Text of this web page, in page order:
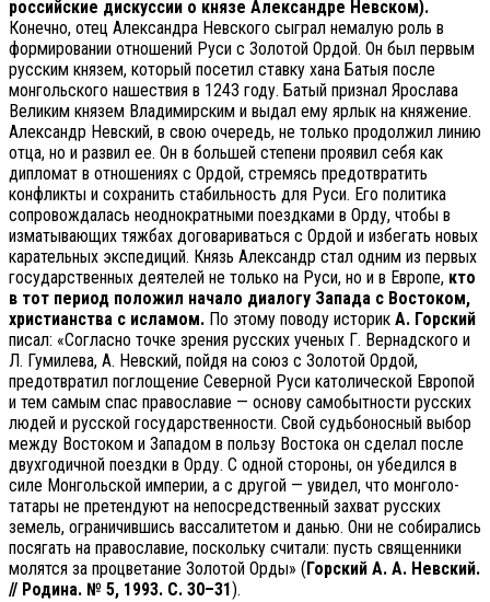
российские дискуссии о князе Александре Невском).
Конечно, отец Александра Невского сыграл немалую роль в
формировании отношений Руси с Золотой Ордой. Он был первым
русским князем, который посетил ставку хана Батыя после
монгольского нашествия в 1243 году. Батый признал Ярослава
Великим князем Владимирским и выдал ему ярлык на княжение.
Александр Невский, в свою очередь, не только продолжил линию
отца, но и развил ее. Он в большей степени проявил себя как
дипломат в отношениях с Ордой, стремясь предотвратить
конфликты и сохранить стабильность для Руси. Его политика
сопровождалась неоднократными поездками в Орду, чтобы в
изматывающих тяжбах договариваться с Ордой и избегать новых
карательных экспедиций. Князь Александр стал одним из первых
государственных деятелей не только на Руси, но и в Европе, кто
в тот период положил начало диалогу Запада с Востоком,
христианства с исламом. По этому поводу историк А. Горский
писал: «Согласно точке зрения русских ученых Г. Вернадского и
Л. Гумилева, А. Невский, пойдя на союз с Золотой Ордой,
предотвратил поглощение Северной Руси католической Европой
и тем самым спас православие — основу самобытности русских
людей и русской государственности. Свой судьбоносный выбор
между Востоком и Западом в пользу Востока он сделал после
двухгодичной поездки в Орду. С одной стороны, он убедился в
силе Монгольской империи, а с другой — увидел, что монголо-
татары не претендуют на непосредственный захват русских
земель, ограничившись вассалитетом и данью. Они не собирались
посягать на православие, поскольку считали: пусть священники
молятся за процветание Золотой Орды» ( Горский А. А. Невский.
// Родина. № 5, 1993. С. 30–31 ).